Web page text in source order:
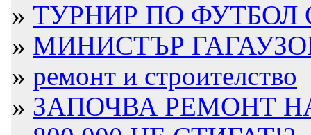
» ТУРНИР ПО ФУТБОЛ
» МИНИСТЪР
» ремонт и строителство
» ЗАПОЧВА РЕМОНТ